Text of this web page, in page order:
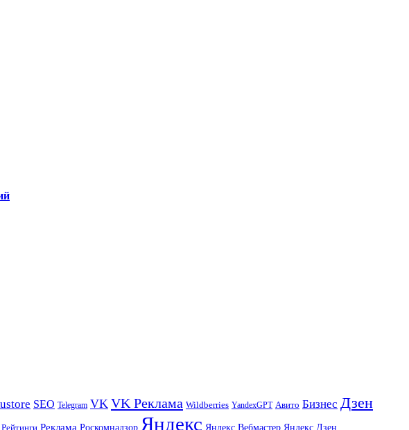
SEO Telegram VK VK Реклама Wildberries YandexGPT Авито Бизнес Дзен
Рейтинги Реклама Роскомнадзор Яндекс Яндекс.Вебмастер Яндекс.Дзен